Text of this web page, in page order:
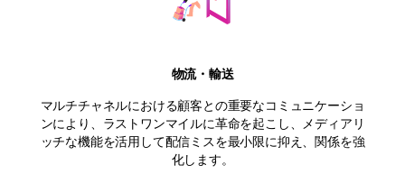
物流・輸送
マルチチャネルにおける顧客との重要なコミュニケーショ
ンにより、ラストワンマイルに革命を起こし、メディアリ
ッチな機能を活用して配信ミスを最小限に抑え、関係を強
化します。